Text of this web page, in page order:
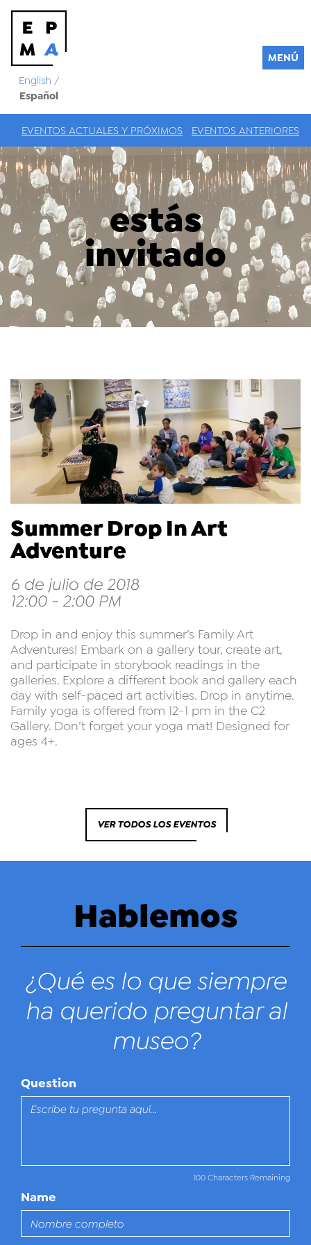
English /
Español
MENÚ
EVENTOS ACTUALES Y PRÓXIMOS EVENTOS ANTERIORES
estás
invitado
Summer Drop In Art
Adventure
6 de julio de 2018
12:00 - 2:00 PM
Drop in and enjoy this summer’s Family Art
Adventures! Embark on a gallery tour, create art,
and participate in storybook readings in the
galleries. Explore a different book and gallery each
day with self-paced art activities. Drop in anytime.
Family yoga is offered from 12-1 pm in the C2
Gallery. Don’t forget your yoga mat! Designed for
ages 4+.
VER TODOS LOS EVENTOS
Hablemos
¿Qué es lo que siempre
ha querido preguntar al
museo?
Question
100 Characters Remaining
Name